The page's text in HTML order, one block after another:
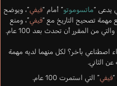
يدعى “ماتسوموتو” أمام “فيفي”، ويوضح
فيفي”، ومنع
من المقرر أن تحدث بعد 100 عام.
اصطناعي بأخر؟ لكل منهما لديه مهمة
عن الثاني.
“فيفي” التي استمرت 100 عام.